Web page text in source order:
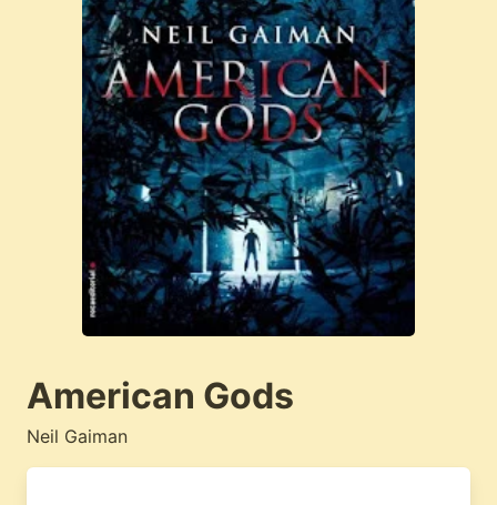
American Gods
Neil Gaiman